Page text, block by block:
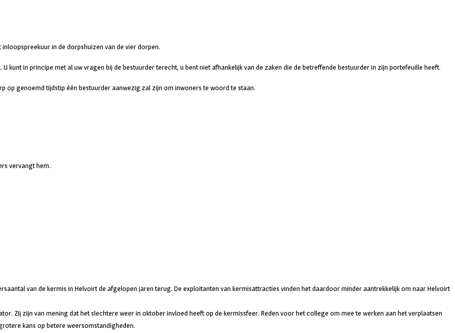
in de dorpshuizen van de vier dorpen.
kunt in principe met al uw vragen bij de bestuurder terecht, u bent niet afhankelijk van de zaken die de betreffende bestuurder in zijn portefeuille heeft.
genoemd tijdstip één bestuurder aanwezig zal zijn om inwoners te woord te staan.
vervangt hem.
van de kermis in Helvoirt de afgelopen jaren terug. De exploitanten van kermisattracties vinden het daardoor minder aantrekkelijk om naar Helvoirt
Zij zijn van mening dat het slechtere weer in oktober invloed heeft op de kermissfeer. Reden voor het college om mee te werken aan het verplaatsen
kans op betere weersomstandigheden.